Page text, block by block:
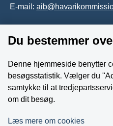
E-mail:
Tilgængelighedserklæring
Whistleblowerordning
Følg os på YouTube
Du bestemmer
Denne hjemmeside benytter
besøgsstatistik. Vælger du
samtykke til at
om dit besøg.
Læs mere om cookies